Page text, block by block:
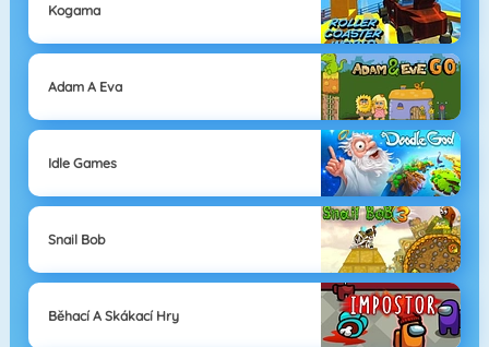
Kogama
Adam A Eva
Idle Games
Snail Bob
Běhací A Skákací Hry